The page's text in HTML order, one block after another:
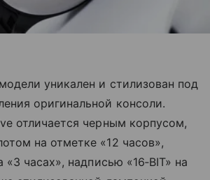
уникален и стилизован под
оригинальной консоли.
отличается черным корпусом,
на отметке «12 часов»,
«3 часах», надписью «16‑BIT» на